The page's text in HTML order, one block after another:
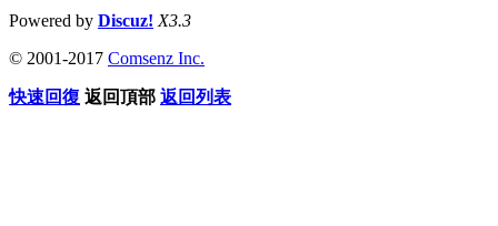
Powered by Discuz! X3.3
© 2001-2017 Comsenz Inc.
快速回復 返回頂部 返回列表